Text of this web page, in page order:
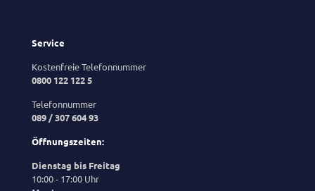
Service
Kostenfreie Telefonnummer
0800 122 122 5
Telefonnummer
089 / 307 604 93
Öffnungszeiten:
Dienstag bis Freitag
10:00 - 17:00 Uhr